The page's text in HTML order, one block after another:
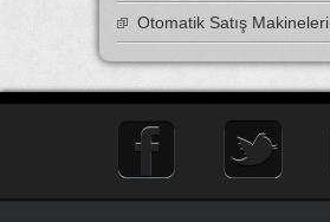
Otomatik Satış Makineleri